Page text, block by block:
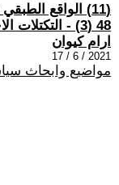
(11) الواقع
48 (3) - التكتلات الاجتماعية والطبقية
ارام كيوان
2021 / 6 / 17
مواضيع وابحاث